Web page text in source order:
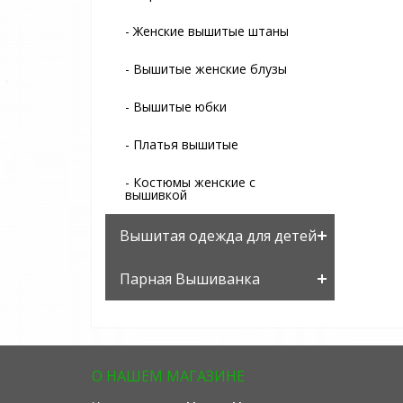
- Женские вышитые штаны
- Вышитые женские блузы
- Вышитые юбки
- Платья вышитые
- Костюмы женские с
вышивкой
Вышитая одежда для детей
Парная Вышиванка
О НАШЕМ МАГАЗИНЕ